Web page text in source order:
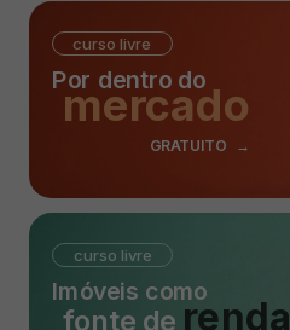
curso livre
Imóveis como
fonte de renda
curso livre
Por dentro do
mercado
GRATUITO →